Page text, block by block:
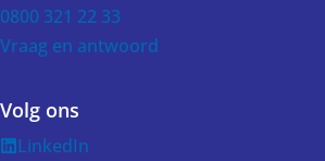
0800 321 22 33
Vraag en antwoord
Volg ons
LinkedIn